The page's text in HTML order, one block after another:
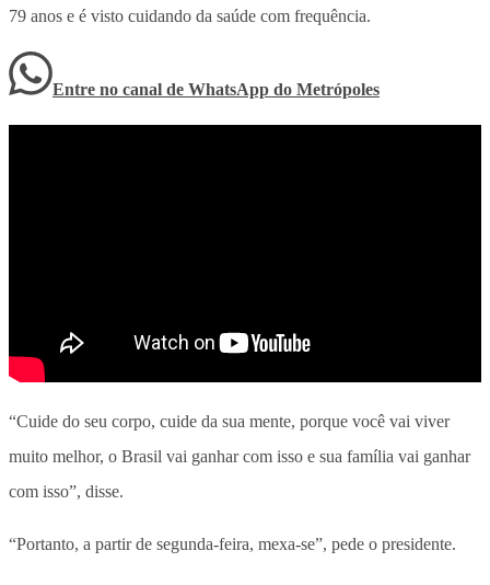
79 anos e é visto cuidando da saúde com frequência.
Entre no canal de WhatsApp do Metrópoles
“Cuide do seu corpo, cuide da sua mente, porque você vai viver
muito melhor, o Brasil vai ganhar com isso e sua família vai ganhar
com isso”, disse.
“Portanto, a partir de segunda-feira, mexa-se”, pede o presidente.